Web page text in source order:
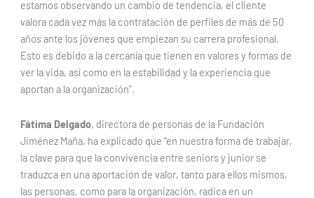
estamos observando un cambio de tendencia, el cliente
valora cada vez más la contratación de perfiles de más de 50
años ante los jóvenes que empiezan su carrera profesional.
Esto es debido a la cercanía que tienen en valores y formas de
ver la vida, así como en la estabilidad y la experiencia que
aportan a la organización”.
Fátima Delgado, directora de personas de la Fundación
Jiménez Maña, ha explicado que “en nuestra forma de trabajar,
la clave para que la convivencia entre seniors y junior se
traduzca en una aportación de valor, tanto para ellos mismos,
las personas, como para la organización, radica en un